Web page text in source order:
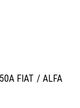
FIAT / ALFA